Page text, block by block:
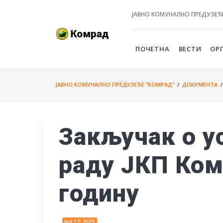
ЈАВНО КОМУНАЛНО
ПОЧЕТНА ВЕСТИ
ЈАВНО КОМУНАЛНО ПРЕДУЗЕЋЕ ”КОМРАД”/ ДОКУМЕНТА
Закључак о
раду ЈКП
годину
јул 17, 2025